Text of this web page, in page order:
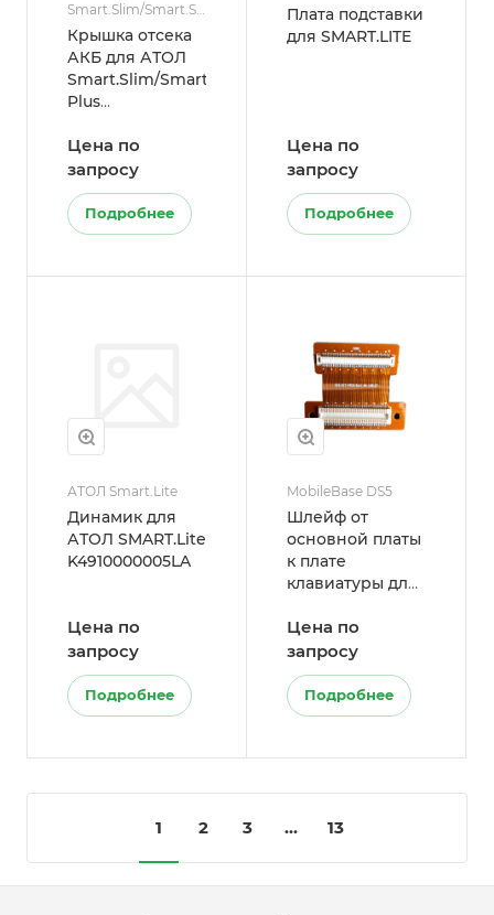
Smart.Slim/Smart.Slim
Plus
Крышка отсека
АКБ для АТОЛ
Smart.Slim/Smart.Slim
Plus
Цена по
запросу
Подробнее
Плата подставки
для SMART.LITE
Цена по
запросу
Подробнее
АТОЛ Smart.Lite
Динамик для
АТОЛ SMART.Lite
K4910000005LA
Цена по
запросу
Подробнее
MobileBase DS5
Шлейф от
основной платы
к плате
клавиатуры для
SPARE_ASSY-
FPCB-MAIN-
KEY35)
Цена по
запросу
Подробнее
1 2 3 ... 13